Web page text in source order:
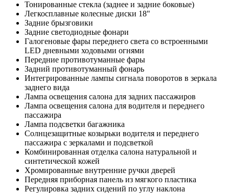
Тонированные стекла (заднее и задние боковые)
Легкосплавные колесные диски 18"
Задние брызговики
Задние светодиодные фонари
Галогеновые фары переднего света со встроенными
LED дневными ходовыми огнями
Передние противотуманные фары
Задний противотуманный фонарь
Интегрированные лампы сигнала поворотов в зеркала
заднего вида
Лампа освещения салона для задних пассажиров
Лампа освещения салона для водителя и переднего
пассажира
Лампа подсветки багажника
Солнцезащитные козырьки водителя и переднего
пассажира с зеркалами и подсветкой
Комбинированная отделка салона натуральной и
синтетической кожей
Хромированные внутренние ручки дверей
Передняя приборная панель из мягкого пластика
Регулировка задних сидений по углу наклона